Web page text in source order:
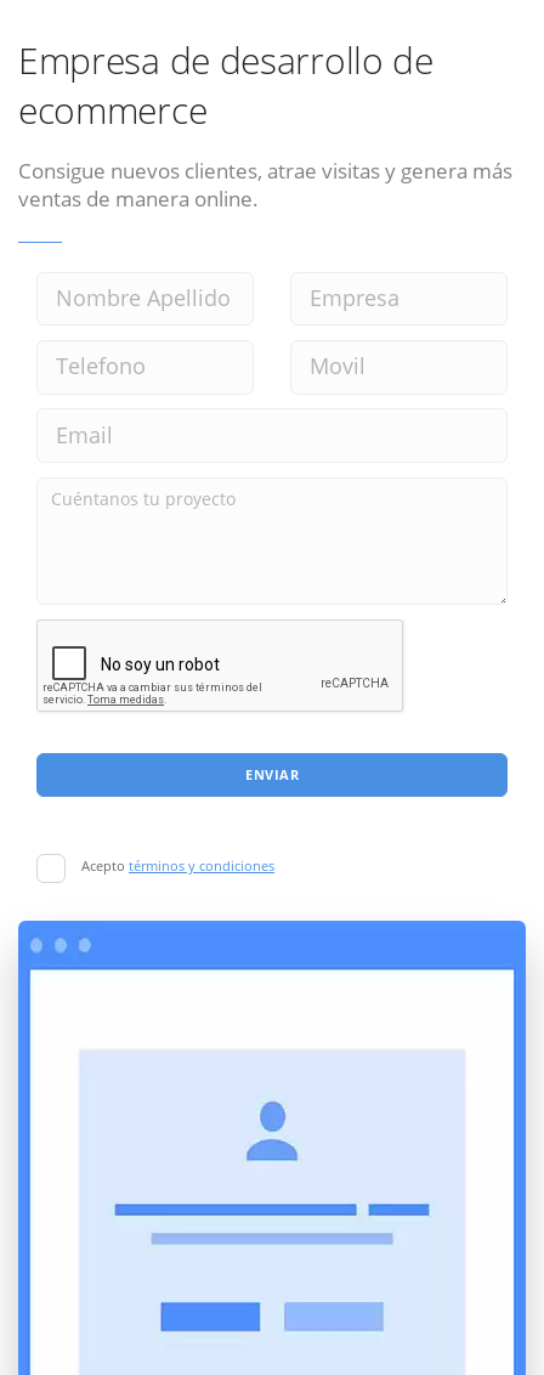
Empresa de desarrollo de
ecommerce
Consigue nuevos clientes, atrae visitas y genera más
ventas de manera online.
ENVIAR
Acepto términos y condiciones